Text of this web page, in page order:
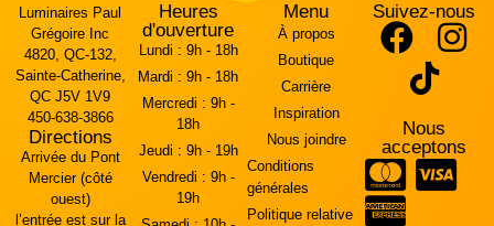
Luminaires Paul
Grégoire Inc
4820, QC-132,
Sainte-Catherine,
QC J5V 1V9
450-638-3866
Directions
Arrivée du Pont
Mercier (côté
ouest)
l’entrée est sur la
Heures
d'ouverture
Lundi : 9h - 18h
Mardi : 9h - 18h
Mercredi : 9h -
18h
Jeudi : 9h - 19h
Vendredi : 9h -
19h
Menu
À propos
Boutique
Carrière
Inspiration
Nous joindre
Conditions
générales
Politique relative
Suivez-nous
Nous
acceptons